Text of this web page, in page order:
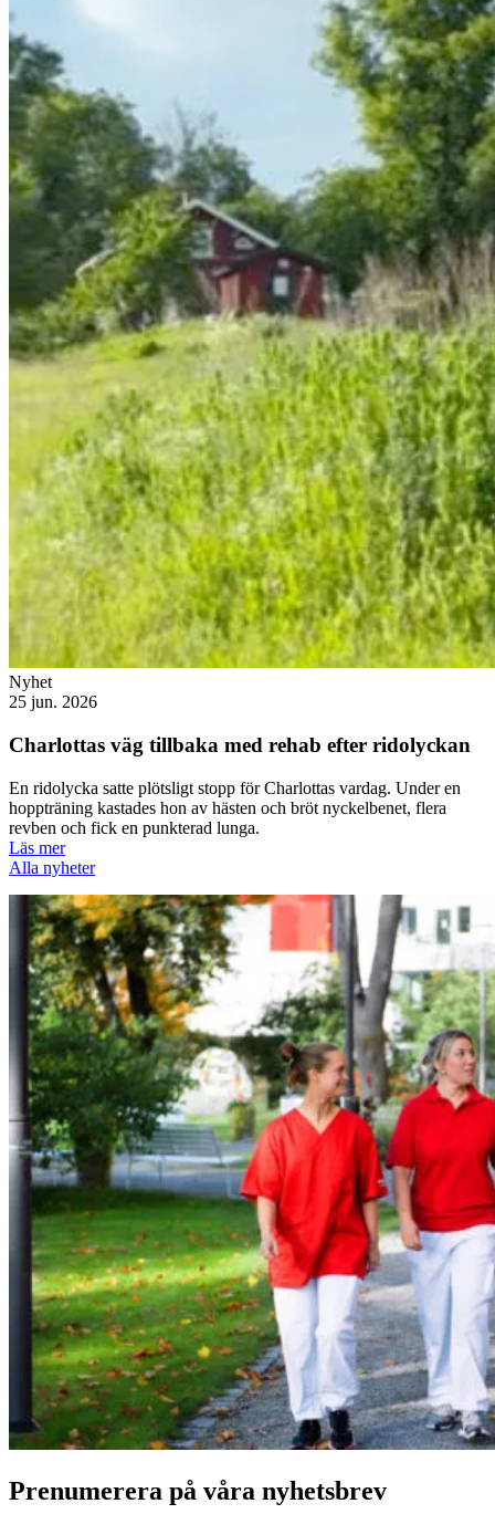
Nyhet
25 jun. 2026
Charlottas väg tillbaka med rehab efter ridolyckan
En ridolycka satte plötsligt stopp för Charlottas vardag. Under en
hoppträning kastades hon av hästen och bröt nyckelbenet, flera
revben och fick en punkterad lunga.
Läs mer
Alla nyheter
Prenumerera på våra nyhetsbrev